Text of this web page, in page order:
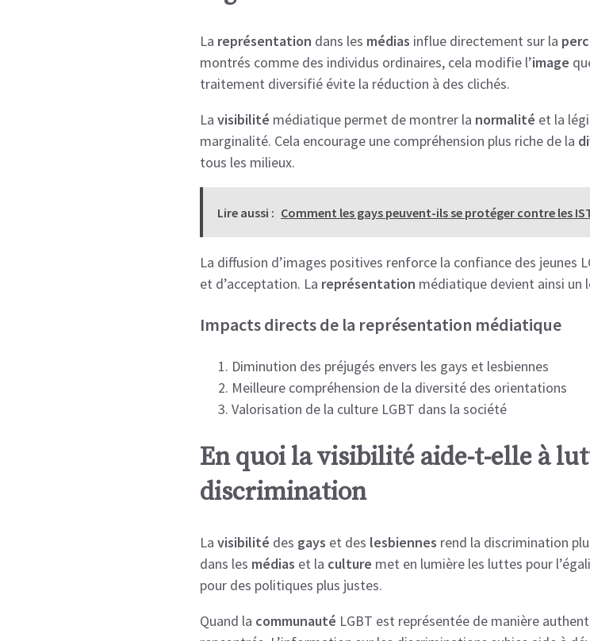
La représentation dans les médias influe directement sur la
montrés comme des individus ordinaires, cela modifie l’image
traitement diversifié évite la réduction à des clichés.
La visibilité médiatique permet de montrer la normalité et la
marginalité. Cela encourage une compréhension plus riche de la
tous les milieux.
Lire aussi : Comment les gays peuvent-ils se protéger contre les
La diffusion d’images positives renforce la confiance des jeunes
et d’acceptation. La représentation médiatique devient ainsi un
Impacts directs de la représentation médiatique
Diminution des préjugés envers les gays et lesbiennes
Meilleure compréhension de la diversité des orientations
Valorisation de la culture LGBT dans la société
En quoi la visibilité aide-t-elle à
discrimination
La visibilité des gays et des lesbiennes rend la discrimination
dans les médias et la culture met en lumière les luttes pour
pour des politiques plus justes.
Quand la communauté LGBT est représentée de manière